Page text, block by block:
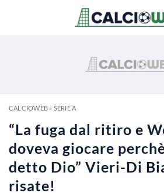
CALCIOWEB» SERIE A
“La fuga dal ritiro e
doveva giocare
detto Dio” Vieri-Di
risate!